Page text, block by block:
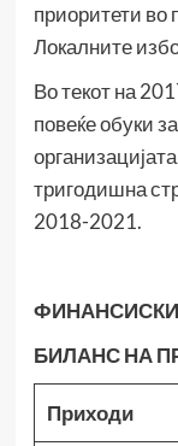
приоритети во
Локалните
Во текот на
повеќе обуки
тригодишна
2018-2021.
ФИНАНСИСКИ
БИЛАНС НА
Приходи